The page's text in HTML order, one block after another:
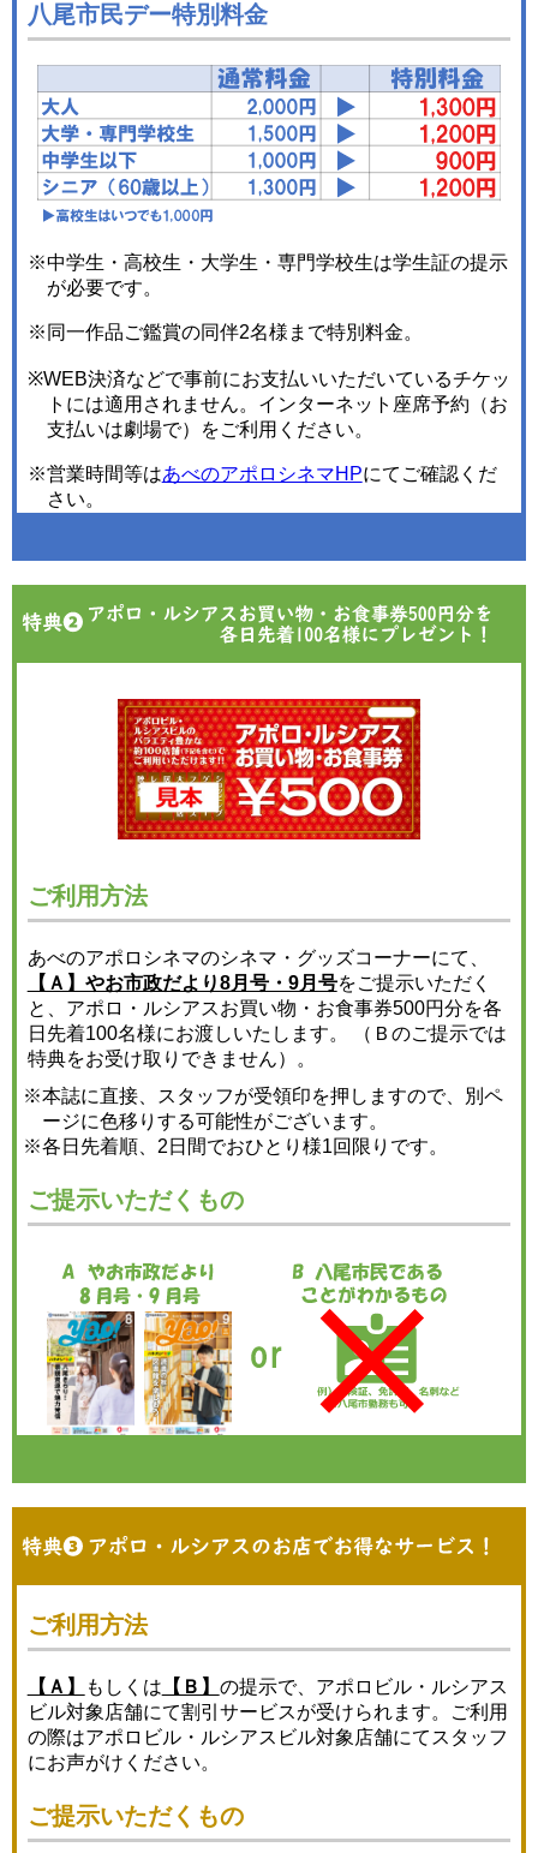
八尾市民デー特別料金
※中学生・高校生・大学生・専門学校生は学生証の提示
が必要です。
※同一作品ご鑑賞の同伴2名様まで特別料金。
※WEB決済などで事前にお支払いいただいているチケッ
トには適用されません。インターネット座席予約（お
支払いは劇場で）をご利用ください。
※営業時間等はあべのアポロシネマHPにてご確認くだ
さい。
ご利用方法
あべのアポロシネマのシネマ・グッズコーナーにて、
【Ａ】やお市政だより8月号・9月号をご提示いただく
と、アポロ・ルシアスお買い物・お食事券500円分を各
日先着100名様にお渡しいたします。 （Ｂのご提示では
特典をお受け取りできません）。
※本誌に直接、スタッフが受領印を押しますので、別ペ
ージに色移りする可能性がございます。
※各日先着順、2日間でおひとり様1回限りです。
ご提示いただくもの
ご利用方法
【Ａ】 もしくは 【Ｂ】 の提示で、アポロビル・ルシアス
ビル対象店舗にて割引サービスが受けられます。ご利用
の際はアポロビル・ルシアスビル対象店舗にてスタッフ
にお声がけください。
ご提示いただくもの